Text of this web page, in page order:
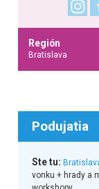
Región
Bratislava
Podujatia
Ste tu:
vonku + hrady a